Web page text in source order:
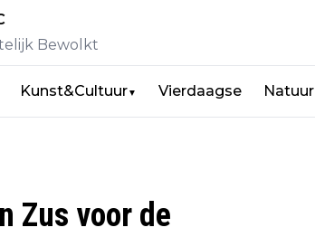
Bewolkt
Kunst&Cultuur▼ Vierdaagse Natuur
Zus voor de